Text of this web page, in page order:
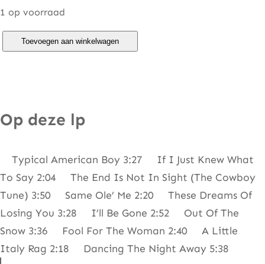
1 op voorraad
n
h
y
t
h
m
Toevoegen aan winkelwagen
Op deze lp
Typical American Boy 3:27 If I Just Knew What
To Say 2:04 The End Is Not In Sight (The Cowboy
Tune) 3:50 Same Ole’ Me 2:20 These Dreams Of
Losing You 3:28 I’ll Be Gone 2:52 Out Of The
Snow 3:36 Fool For The Woman 2:40 A Little
Italy Rag 2:18 Dancing The Night Away 5:38